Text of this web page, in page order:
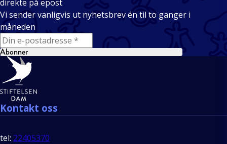
direkte på epost
Vi sender vanligvis ut nyhetsbrev én til to ganger i
måneden
E-mail
Abonner
Bunntekst
Kontakt oss
tel: 22405370